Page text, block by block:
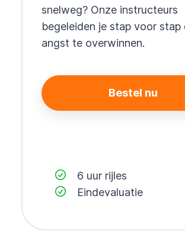
snelweg? Onze instructeurs
begeleiden je stap voor stap
angst te overwinnen.
Bestel nu
6 uur rijles
Eindevaluatie